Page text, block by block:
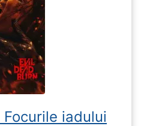
iadului